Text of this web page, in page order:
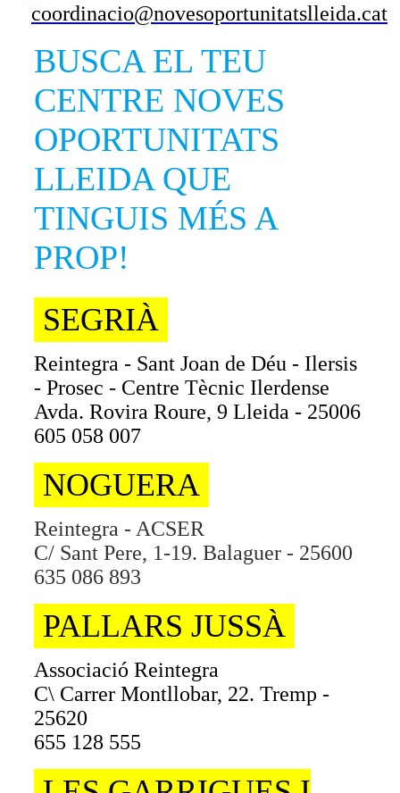
coordinacio@novesoportunitatslleida.cat
BUSCA EL TEU
CENTRE NOVES
OPORTUNITATS
LLEIDA QUE
TINGUIS MÉS A
PROP!
SEGRIÀ
Reintegra - Sant Joan de Déu - Ilersis
- Prosec - Centre Tècnic Ilerdense
Avda. Rovira Roure, 9 Lleida - 25006
605 058 007
NOGUERA
Reintegra - ACSER
C/ Sant Pere, 1-19. Balaguer - 25600
635 086 893
PALLARS JUSSÀ
Associació Reintegra
C\ Carrer Montllobar, 22. Tremp -
25620
655 128 555